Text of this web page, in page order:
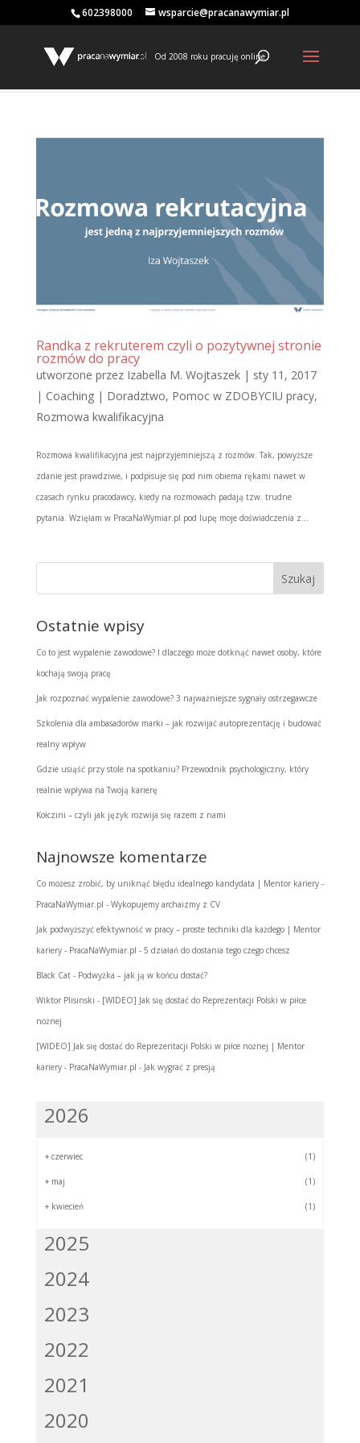
602398000 wsparcie@pracanawymiar.pl
Od 2008 roku pracuję online
Randka z rekruterem czyli o pozytywnej stronie
rozmów do pracy
utworzone przez Izabella M. Wojtaszek| sty 11, 2017
| Coaching | Doradztwo, Pomoc w ZDOBYCIU pracy,
Rozmowa kwalifikacyjna
Rozmowa kwalifikacyjna jest najprzyjemniejszą z rozmów. Tak, powyższe
zdanie jest prawdziwe, i podpisuje się pod nim obiema rękami nawet w
czasach rynku pracodawcy, kiedy na rozmowach padają tzw. trudne
pytania. Wzięłam w PracaNaWymiar.pl pod lupę moje doświadczenia z...
Ostatnie wpisy
Co to jest wypalenie zawodowe? I dlaczego może dotknąć nawet osoby, które
kochają swoją pracę
Jak rozpoznać wypalenie zawodowe? 3 najważniejsze sygnały ostrzegawcze
Szkolenia dla ambasadorów marki – jak rozwijać autoprezentację i budować
realny wpływ
Gdzie usiąść przy stole na spotkaniu? Przewodnik psychologiczny, który
realnie wpływa na Twoją karierę
Kołczini – czyli jak język rozwija się razem z nami
Najnowsze komentarze
Co możesz zrobić, by uniknąć błędu idealnego kandydata | Mentor kariery -
PracaNaWymiar.pl - Wykopujemy archaizmy z CV
Jak podwyższyć efektywność w pracy – proste techniki dla każdego | Mentor
kariery - PracaNaWymiar.pl - 5 działań do dostania tego czego chcesz
Black Cat- Podwyżka – jak ją w końcu dostać?
Wiktor Plisinski - [WIDEO] Jak się dostać do Reprezentacji Polski w piłce
nożnej
[WIDEO] Jak się dostać do Reprezentacji Polski w piłce nożnej | Mentor
kariery - PracaNaWymiar.pl - Jak wygrać z presją
2026
+ czerwiec (1)
+ maj (1)
+ kwiecień (1)
2025
2024
2023
2022
2021
2020